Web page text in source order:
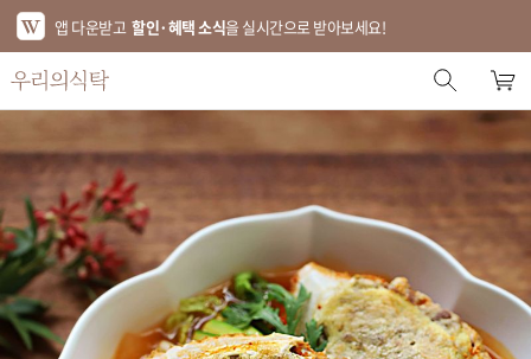
앱 다운받고 할인·혜택 소식을 실시간으로 받아보세요!
에디터 추천
한정특가
베스트
신상품